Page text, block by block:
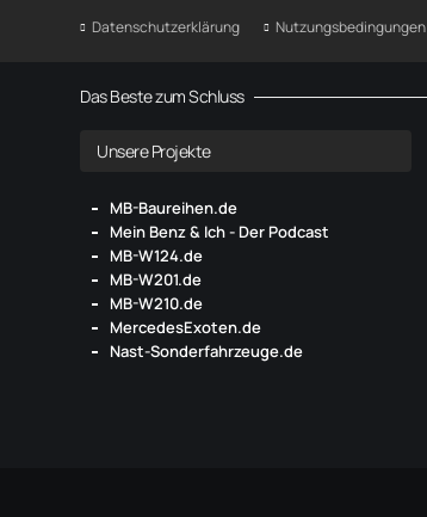
Datenschutzerklärung Nutzungsbedingungen
Das Beste zum Schluss
Unsere Projekte
MB-Baureihen.de
Mein Benz & Ich - Der Podcast
MB-W124.de
MB-W201.de
MB-W210.de
MercedesExoten.de
Nast-Sonderfahrzeuge.de